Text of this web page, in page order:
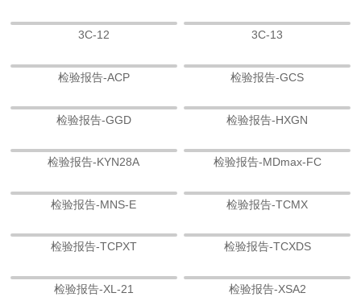
3C-12 3C-13
检验报告-ACP 检验报告-GCS
检验报告-GGD 检验报告-HXGN
检验报告-KYN28A 检验报告-MDmax-FC
检验报告-MNS-E 检验报告-TCMX
检验报告-TCPXT 检验报告-TCXDS
检验报告-XL-21 检验报告-XSA2